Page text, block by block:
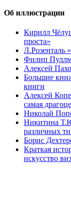
Об иллюстрации
Кирилл
проста»
Л.Розенталь
Филип
Алексей
Большие
книги
Алексей
самая
Николай
Никитина
различных
Борис
Краткая
искусство